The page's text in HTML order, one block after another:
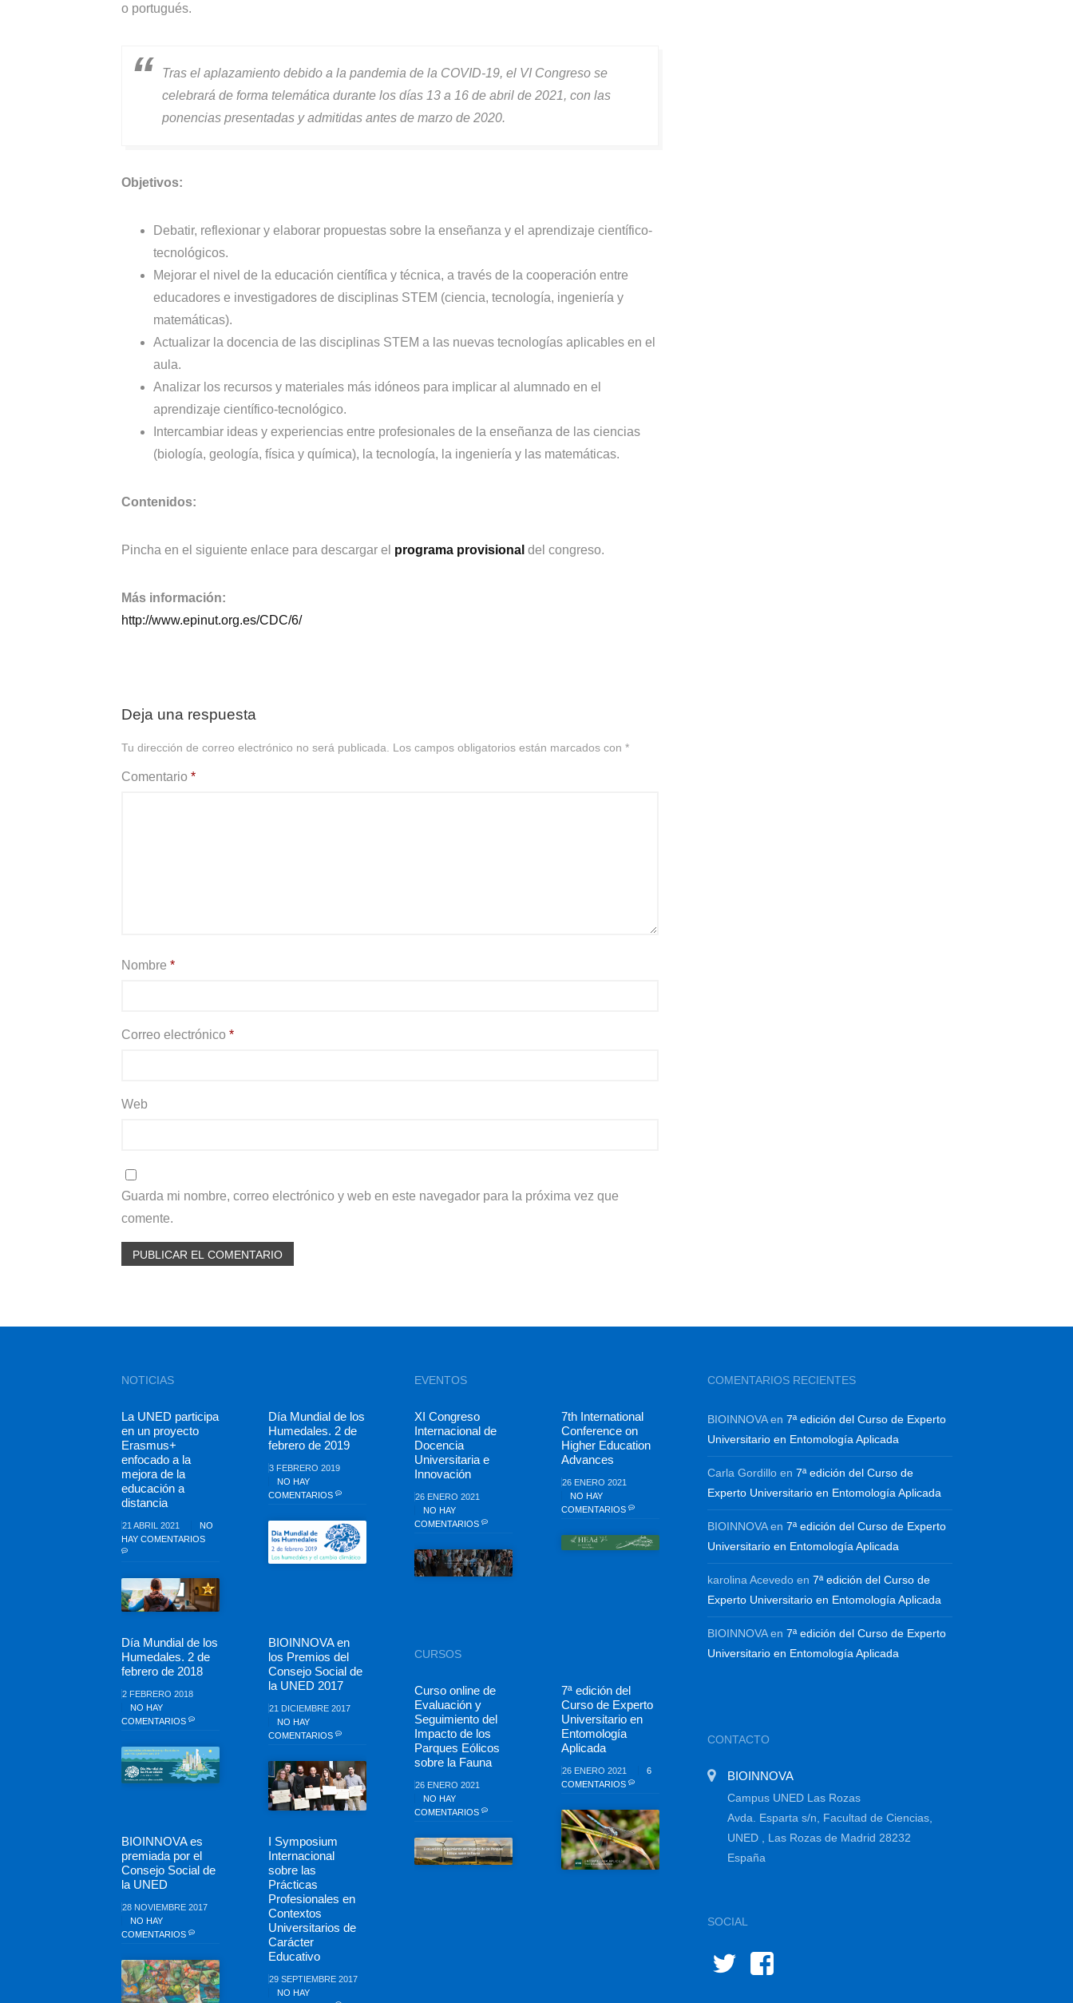
o portugués.
Tras el aplazamiento debido a la pandemia de la COVID-19, el VI Congreso se
celebrará de forma telemática durante los días 13 a 16 de abril de 2021, con las
ponencias presentadas y admitidas antes de marzo de 2020.
Objetivos:
Debatir, reflexionar y elaborar propuestas sobre la enseñanza y el aprendizaje científico-
tecnológicos.
Mejorar el nivel de la educación científica y técnica, a través de la cooperación entre
educadores e investigadores de disciplinas STEM (ciencia, tecnología, ingeniería y
matemáticas).
Actualizar la docencia de las disciplinas STEM a las nuevas tecnologías aplicables en el
aula.
Analizar los recursos y materiales más idóneos para implicar al alumnado en el
aprendizaje científico-tecnológico.
Intercambiar ideas y experiencias entre profesionales de la enseñanza de las ciencias
(biología, geología, física y química), la tecnología, la ingeniería y las matemáticas.
Contenidos:
Pincha en el siguiente enlace para descargar el programa provisional del congreso.
Más información:
http://www.epinut.org.es/CDC/6/
Deja una respuesta
Tu dirección de correo electrónico no será publicada. Los campos obligatorios están marcados con *
Comentario *
Nombre *
Correo electrónico *
Web
Guarda mi nombre, correo electrónico y web en este navegador para la próxima vez que
comente.
NOTICIAS
La UNED participa
en un proyecto
Erasmus+
enfocado a la
mejora de la
educación a
distancia
21 ABRIL 2021
NO
HAY COMENTARIOS
Día Mundial de los
Humedales. 2 de
febrero de 2019
3 FEBRERO 2019
NO HAY
COMENTARIOS
Día Mundial de los
Humedales. 2 de
febrero de 2018
2 FEBRERO 2018
NO HAY
COMENTARIOS
BIOINNOVA en
los Premios del
Consejo Social de
la UNED 2017
21 DICIEMBRE 2017
NO HAY
COMENTARIOS
BIOINNOVA es
premiada por el
Consejo Social de
la UNED
28 NOVIEMBRE 2017
NO HAY
COMENTARIOS
I Symposium
Internacional
sobre las
Prácticas
Profesionales en
Contextos
Universitarios de
Carácter
Educativo
29 SEPTIEMBRE 2017
NO HAY
EVENTOS
XI Congreso
Internacional de
Docencia
Universitaria e
Innovación
26 ENERO 2021
NO HAY
COMENTARIOS
7th International
Conference on
Higher Education
Advances
26 ENERO 2021
NO HAY
COMENTARIOS
CURSOS
Curso online de
Evaluación y
Seguimiento del
Impacto de los
Parques Eólicos
sobre la Fauna
26 ENERO 2021
NO HAY
COMENTARIOS
7ª edición del
Curso de Experto
Universitario en
Entomología
Aplicada
26 ENERO 2021
6
COMENTARIOS
COMENTARIOS RECIENTES
BIOINNOVAen7ª edición del Curso de Experto
Universitario en Entomología Aplicada
Carla Gordillo en7ª edición del Curso de
Experto Universitario en Entomología Aplicada
BIOINNOVAen7ª edición del Curso de Experto
Universitario en Entomología Aplicada
karolina Acevedo en7ª edición del Curso de
Experto Universitario en Entomología Aplicada
BIOINNOVAen7ª edición del Curso de Experto
Universitario en Entomología Aplicada
CONTACTO
BIOINNOVA
Campus UNED Las Rozas
Avda. Esparta s/n, Facultad de Ciencias,
UNED , Las Rozas de Madrid 28232
España
SOCIAL